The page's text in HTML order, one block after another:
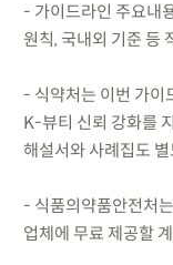
- 가이드라인 주요내
원칙, 국내외 기준 등
- 식약처는 이번 가이
K-뷰티 신뢰 강화를
해설서와 사례집도
- 식품의약품안전처
업체에 무료 제공할